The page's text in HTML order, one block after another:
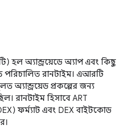
হল অ্যান্ড্রয়েডে অ্যাপ এবং কিছু
পরিচালিত রানটাইম। এআরটি
অ্যান্ড্রয়েড প্রকল্পের জন্য
রানটাইম হিসাবে ART
ফর্ম্যাট এবং DEX বাইটকোড